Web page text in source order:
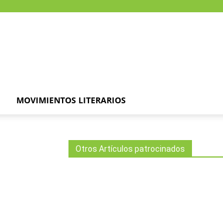
MOVIMIENTOS LITERARIOS
Otros Artículos patrocinados